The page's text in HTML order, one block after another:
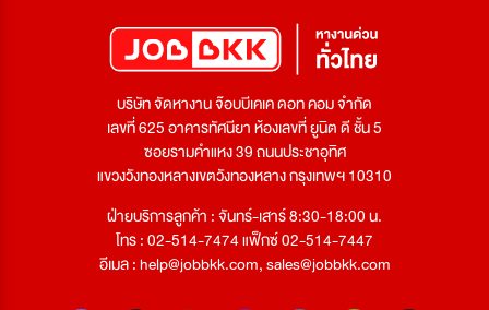
บริษัท จัดหางาน จ๊อบบีเคเค ดอท คอม จำกัด
เลขที่ 625 อาคารทัศนียา ห้องเลขที่ ยูนิต ดี ชั้น 5
ซอยรามคำแหง 39 ถนนประชาอุทิศ
แขวงวังทองหลางเขตวังทองหลาง กรุงเทพฯ 10310
ฝ่ายบริการลูกค้า : จันทร์-เสาร์ 8:30-18:00 น.
โทร : 02-514-7474 แฟ็กซ์ 02-514-7447
อีเมล :help@jobbkk.com,sales@jobbkk.com